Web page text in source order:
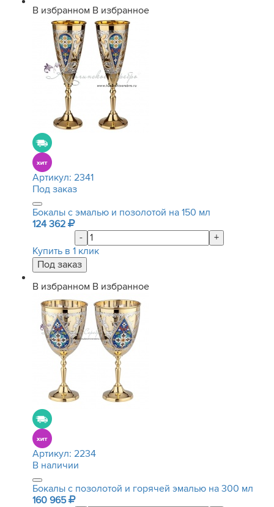
В избранном В избранное
Артикул: 2341
Под заказ
Бокалы с эмалью и позолотой на 150 мл
124 362
-
+
Купить в 1 клик
В избранном В избранное
Артикул: 2234
В наличии
Бокалы с позолотой и горячей эмалью на 300 мл
160 965